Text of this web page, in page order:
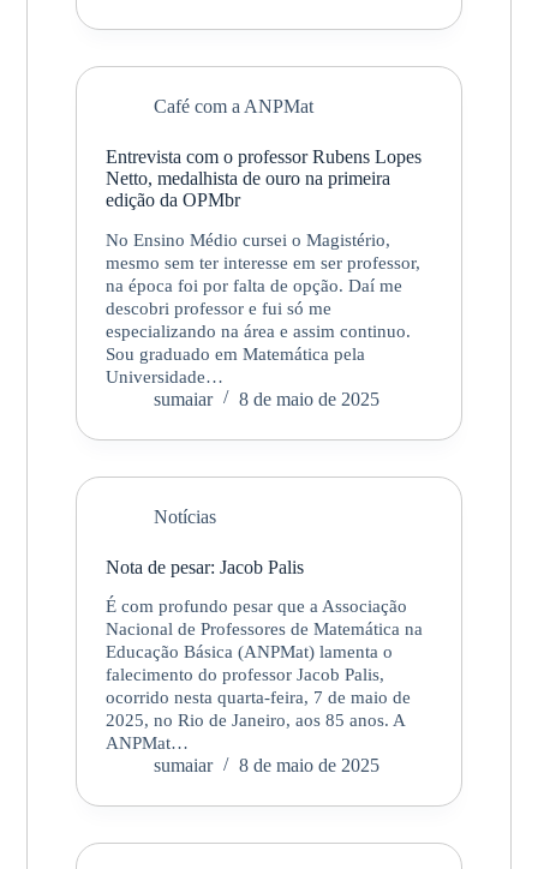
Café com a ANPMat
Entrevista com o professor Rubens Lopes
Netto, medalhista de ouro na primeira
edição da OPMbr
No Ensino Médio cursei o Magistério,
mesmo sem ter interesse em ser professor,
na época foi por falta de opção. Daí me
descobri professor e fui só me
especializando na área e assim continuo.
Sou graduado em Matemática pela
Universidade…
sumaiar 8 de maio de 2025
Notícias
Nota de pesar: Jacob Palis
É com profundo pesar que a Associação
Nacional de Professores de Matemática na
Educação Básica (ANPMat) lamenta o
falecimento do professor Jacob Palis,
ocorrido nesta quarta-feira, 7 de maio de
2025, no Rio de Janeiro, aos 85 anos. A
ANPMat…
sumaiar 8 de maio de 2025